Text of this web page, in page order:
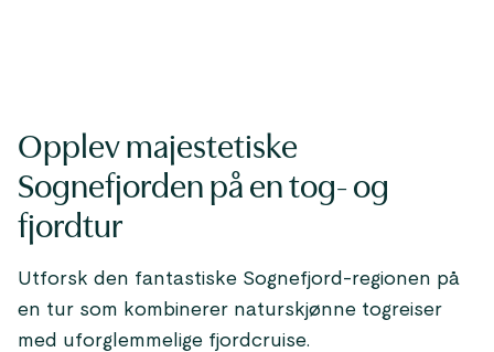
Opplev majestetiske
Sognefjorden på en tog- og
fjordtur
Utforsk den fantastiske Sognefjord-regionen på
en tur som kombinerer naturskjønne togreiser
med uforglemmelige fjordcruise.